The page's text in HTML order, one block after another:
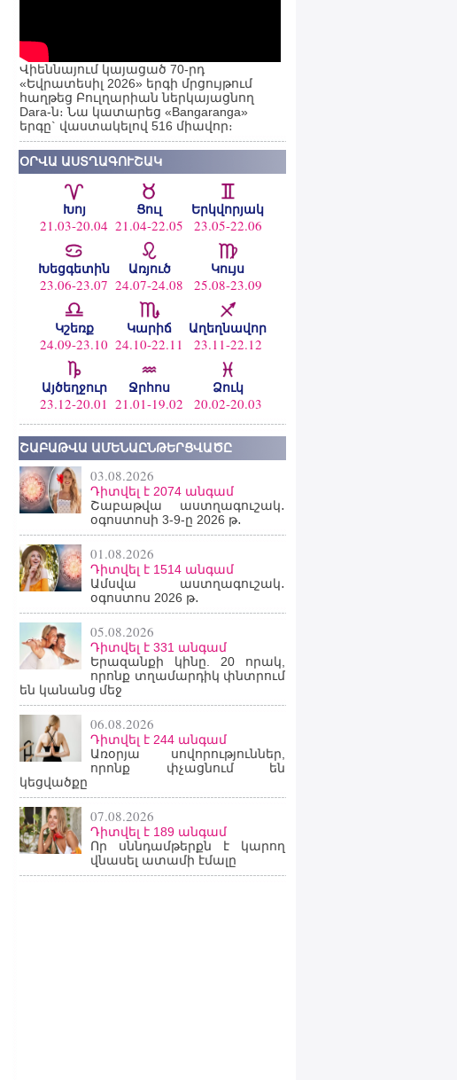
Վիեննայում կայացած 70-րդ
«Եվրատեսիլ 2026» երգի մրցույթում
հաղթեց Բուլղարիան ներկայացնող
Dara-ն։ Նա կատարեց «Bangaranga»
երգը` վաստակելով 516 միավոր։
ՕՐՎԱ ԱՍՏՂԱԳՈՒՇԱԿ
Խոյ
21.03-20.04
Ցուլ
21.04-22.05
Երկվորյակ
23.05-22.06
Խեցգետին
23.06-23.07
Առյուծ
24.07-24.08
Կույս
25.08-23.09
Կշեռք
24.09-23.10
Կարիճ
24.10-22.11
Աղեղնավոր
23.11-22.12
Այծեղջուր
23.12-20.01
Ջրհոս
21.01-19.02
Ձուկ
20.02-20.03
ՇԱԲԱԹՎԱ ԱՄԵՆԱԸՆԹԵՐՑՎԱԾԸ
03.08.2026
Դիտվել է 2074 անգամ
Շաբաթվա աստղագուշակ․
օգոստոսի 3-9-ը 2026 թ․
01.08.2026
Դիտվել է 1514 անգամ
Ամսվա աստղագուշակ․
օգոստոս 2026 թ․
05.08.2026
Դիտվել է 331 անգամ
Երազանքի կինը. 20 որակ,
որոնք տղամարդիկ փնտրում
են կանանց մեջ
06.08.2026
Դիտվել է 244 անգամ
Առօրյա սովորություններ,
որոնք փչացնում են
կեցվածքը
07.08.2026
Դիտվել է 189 անգամ
Որ սննդամթերքն է կարող
վնասել ատամի էմալը